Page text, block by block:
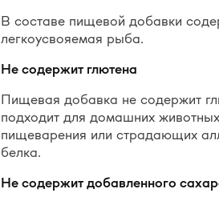
В составе пищевой добавки
легкоусвояемая рыба.
Не содержит глютена
Пищевая добавка не содержит
подходит для домашних
пищеварения или страдающих
белка.
Не содержит добавленного